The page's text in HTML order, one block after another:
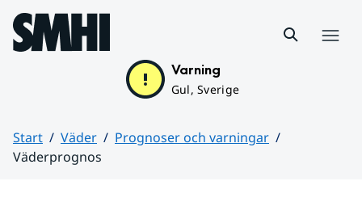
Hoppa till sidans innehåll
Varning
Gul, Sverige
Start Väder
Prognoser och varningar
Väderprognos